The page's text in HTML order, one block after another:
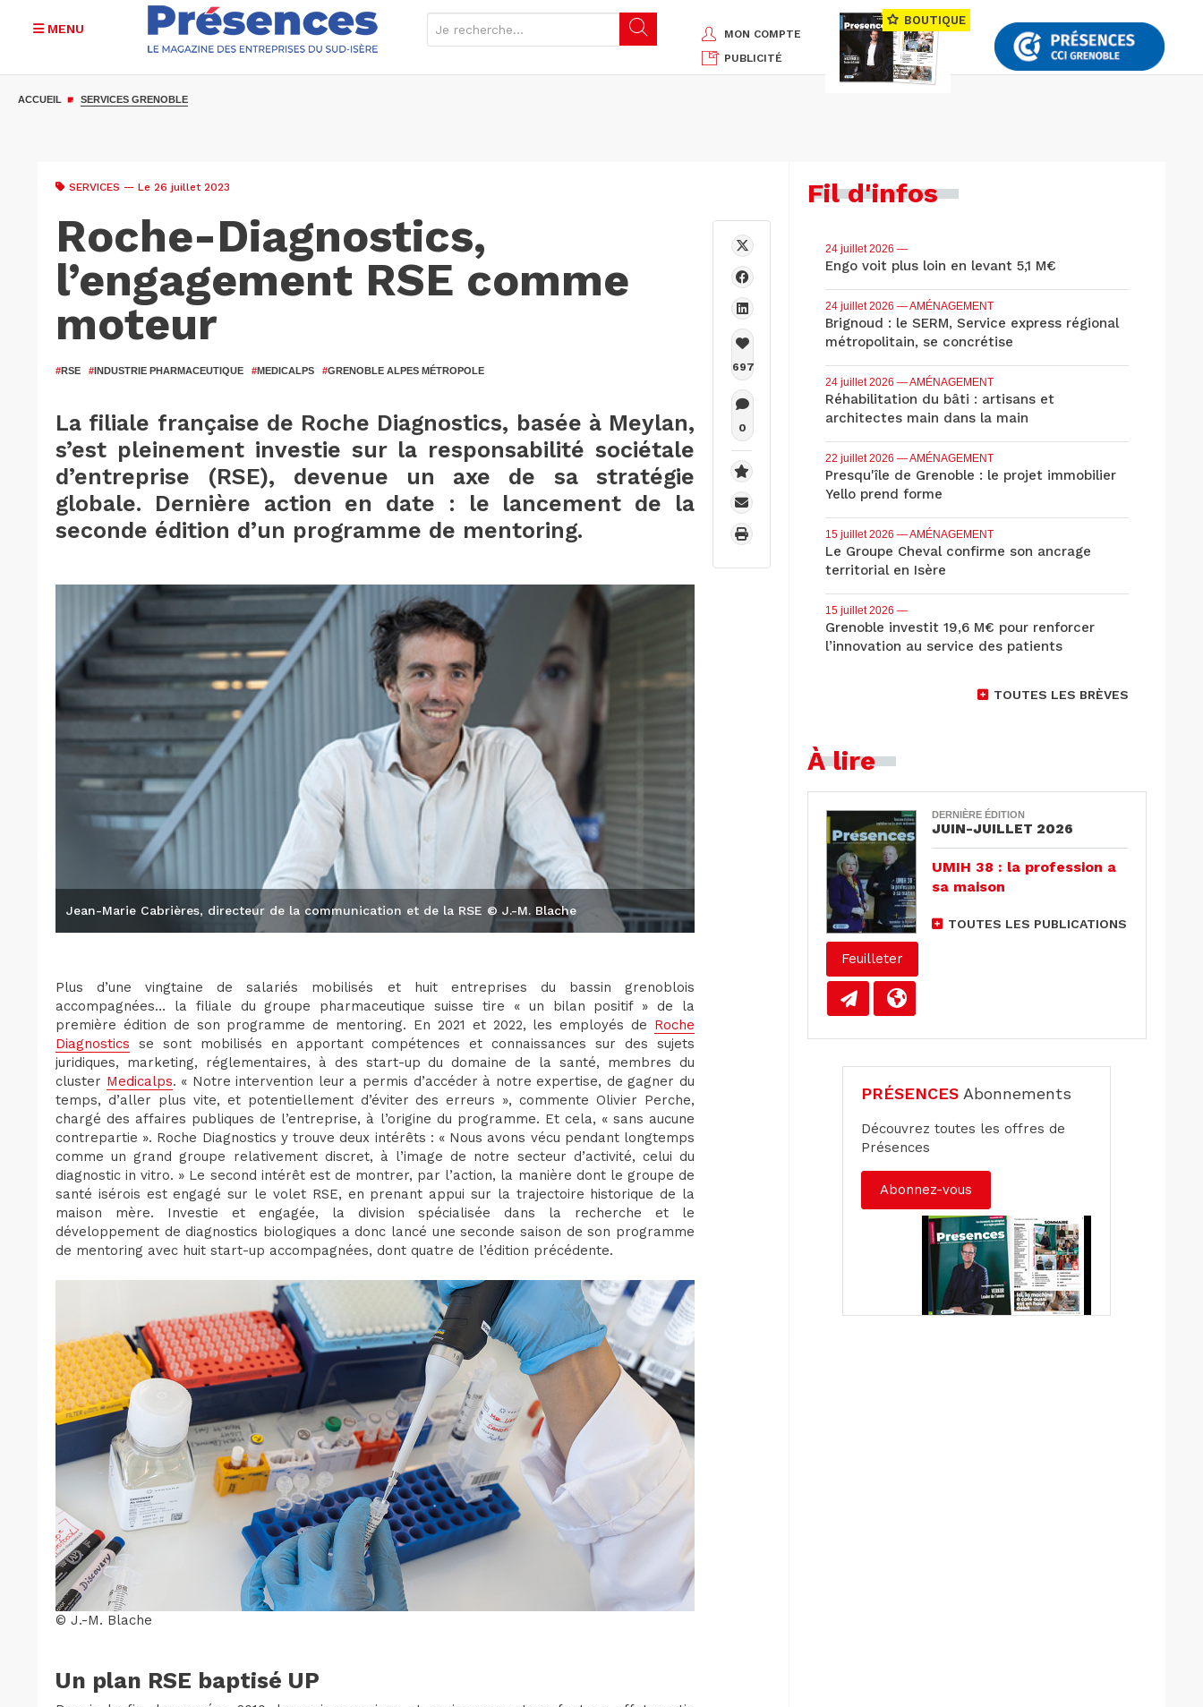
MENU
MON COMPTE
PUBLICITÉ
BOUTIQUE
ACCUEIL SERVICES GRENOBLE
SERVICES — Le 26 juillet 2023
Roche-Diagnostics,
l’engagement RSE comme
moteur
#RSE #INDUSTRIE PHARMACEUTIQUE #MEDICALPS #GRENOBLE ALPES MÉTROPOLE
La filiale française de Roche Diagnostics, basée à Meylan,
s’est pleinement investie sur la responsabilité sociétale
d’entreprise (RSE), devenue un axe de sa stratégie
globale. Dernière action en date : le lancement de la
seconde édition d’un programme de mentoring.
Jean-Marie Cabrières, directeur de la communication et de la RSE © J.-M. Blache
Plus d’une vingtaine de salariés mobilisés et huit entreprises du bassin grenoblois
accompagnées… la filiale du groupe pharmaceutique suisse tire « un bilan positif » de la
première édition de son programme de mentoring. En 2021 et 2022, les employés de Roche
Diagnostics se sont mobilisés en apportant compétences et connaissances sur des sujets
juridiques, marketing, réglementaires, à des start-up du domaine de la santé, membres du
cluster Medicalps. « Notre intervention leur a permis d’accéder à notre expertise, de gagner du
temps, d’aller plus vite, et potentiellement d’éviter des erreurs », commente Olivier Perche,
chargé des affaires publiques de l’entreprise, à l’origine du programme. Et cela, « sans aucune
contrepartie ». Roche Diagnostics y trouve deux intérêts : « Nous avons vécu pendant longtemps
comme un grand groupe relativement discret, à l’image de notre secteur d’activité, celui du
diagnostic in vitro. » Le second intérêt est de montrer, par l’action, la manière dont le groupe de
santé isérois est engagé sur le volet RSE, en prenant appui sur la trajectoire historique de la
maison mère. Investie et engagée, la division spécialisée dans la recherche et le
développement de diagnostics biologiques a donc lancé une seconde saison de son programme
de mentoring avec huit start-up accompagnées, dont quatre de l’édition précédente.
© J.-M. Blache
Un plan RSE baptisé UP
697
0
Fil d'infos
24 juillet 2026 —
Engo voit plus loin en levant 5,1 M€
24 juillet 2026 — AMÉNAGEMENT
Brignoud : le SERM, Service express régional
métropolitain, se concrétise
24 juillet 2026 — AMÉNAGEMENT
Réhabilitation du bâti : artisans et
architectes main dans la main
22 juillet 2026 — AMÉNAGEMENT
Presqu'île de Grenoble : le projet immobilier
Yello prend forme
15 juillet 2026 — AMÉNAGEMENT
Le Groupe Cheval confirme son ancrage
territorial en Isère
15 juillet 2026 —
Grenoble investit 19,6 M€ pour renforcer
l’innovation au service des patients
TOUTES LES BRÈVES
À lire
Feuilleter
DERNIÈRE ÉDITION
JUIN-JUILLET 2026
UMIH 38 : la profession a
sa maison
TOUTES LES PUBLICATIONS
PRÉSENCES Abonnements
Découvrez toutes les offres de
Présences
Abonnez-vous